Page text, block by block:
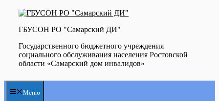
Перейти
содержимому
ГБУСОН РО "Самарский ДИ"
Государственного бюджетного учреждения
социального обслуживания населения Ростовской
области «Самарский дом инвалидов»
Меню